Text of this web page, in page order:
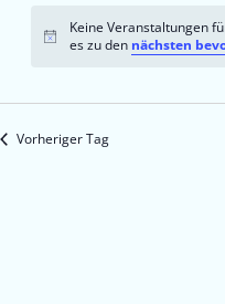
Hinweis
Keine Veranstaltungen
es zu den nächsten
Vorheriger Tag